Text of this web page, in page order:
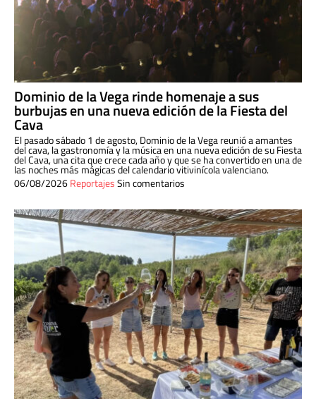
Dominio de la Vega rinde homenaje a sus
burbujas en una nueva edición de la Fiesta del
Cava
El pasado sábado 1 de agosto, Dominio de la Vega reunió a amantes
del cava, la gastronomía y la música en una nueva edición de su Fiesta
del Cava, una cita que crece cada año y que se ha convertido en una de
las noches más mágicas del calendario vitivinícola valenciano.
06/08/2026ReportajesSin comentarios